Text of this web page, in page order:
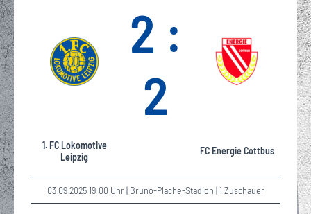
2 :
2
1. FC Lokomotive
Leipzig
FC Energie Cottbus
03.09.2025 19:00 Uhr | Bruno-Plache-Stadion | 1 Zuschauer